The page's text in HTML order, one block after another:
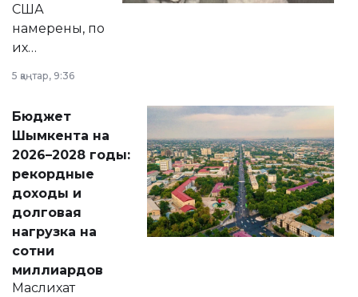
США
намерены, по
их
принести
народу
Венесуэлы.
5 қаңтар, 9:36
Бюджет
Шымкента на
2026–2028 годы:
рекордные
доходы и
долговая
нагрузка на
сотни
миллиардов
Маслихат